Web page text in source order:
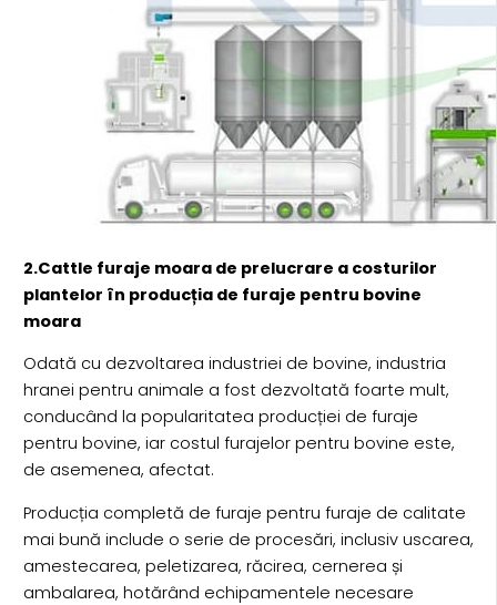
2.Cattle furaje moara de prelucrare a costurilor
plantelor în producția de furaje pentru bovine
moara
Odată cu dezvoltarea industriei de bovine, industria
hranei pentru animale a fost dezvoltată foarte mult,
conducând la popularitatea producției de furaje
pentru bovine, iar costul furajelor pentru bovine este,
de asemenea, afectat.
Producția completă de furaje pentru furaje de calitate
mai bună include o serie de procesări, inclusiv uscarea,
amestecarea, peletizarea, răcirea, cernerea și
ambalarea, hotărând echipamentele necesare